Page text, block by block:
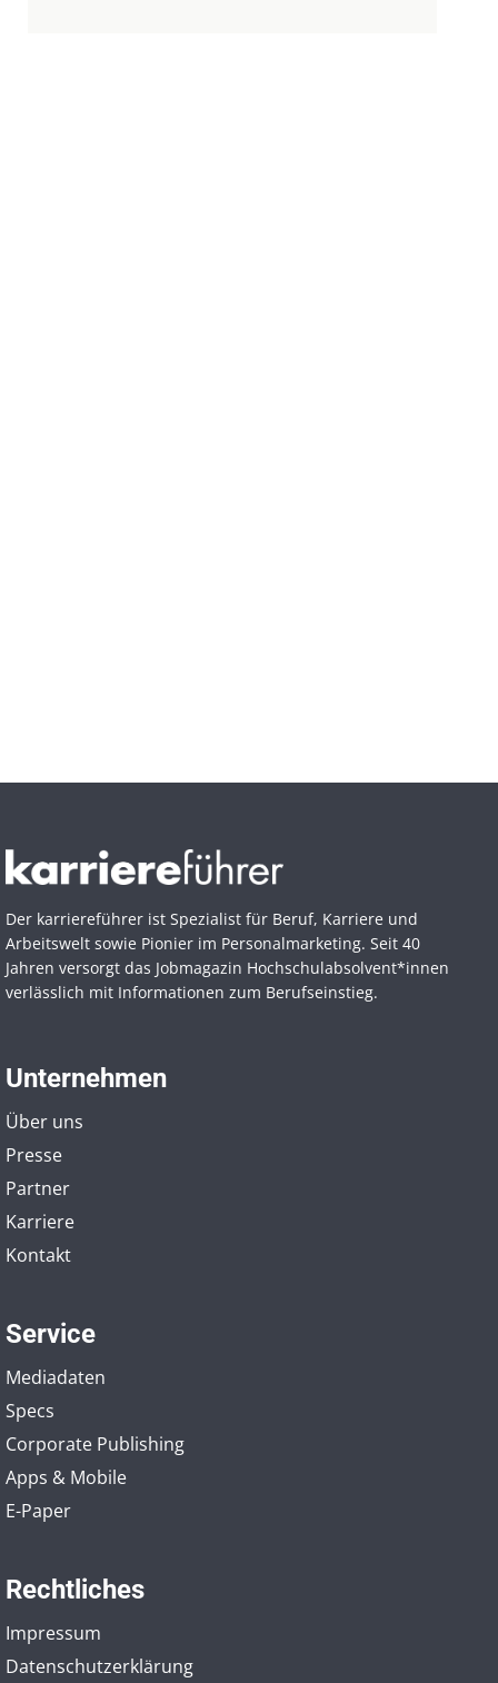
Der karriereführer ist Spezialist für Beruf, Karriere und
Arbeitswelt sowie Pionier im Personal­marketing. Seit 40
Jahren versorgt das Jobmagazin Hochschul­absolvent*innen
verlässlich mit Informationen zum Berufseinstieg.
Unternehmen
Über uns
Presse
Partner
Karriere
Kontakt
Service
Mediadaten
Specs
Corporate Publishing
Apps & Mobile
E-Paper
Rechtliches
Impressum
Datenschutzerklärung